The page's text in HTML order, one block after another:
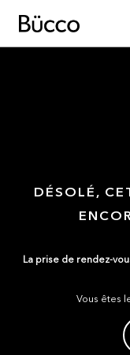
DÉSOLÉ,
La prise de rendez-
Vous êtes